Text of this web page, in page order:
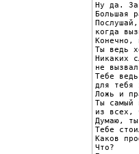
Ну да.
Большая
когда
Конечно,
Ты ведь
Никаких
не
Тебе
для тебя
Ложь и
Ты самый
из всех,
Думаю,
Тебе
Каков
Что?